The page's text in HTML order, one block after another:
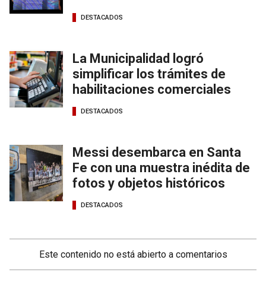
DESTACADOS
La Municipalidad logró
simplificar los trámites de
habilitaciones comerciales
DESTACADOS
Messi desembarca en Santa
Fe con una muestra inédita de
fotos y objetos históricos
DESTACADOS
Este contenido no está abierto a comentarios